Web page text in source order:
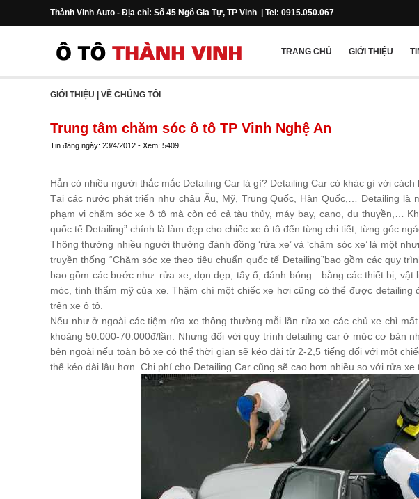
Thành Vinh Auto - Địa chỉ: Số 45 Ngô Gia Tự, TP Vinh | Tel: 0915.050.067
TRANG CHỦ GIỚI THIỆU
GIỚI THIỆU VỀ CHÚNG TÔI
Trung tâm chăm sóc ô tô TP Vinh Nghệ An
Tin đăng ngày: 23/4/2012 - Xem: 5409
Hẳn có nhiều người thắc mắc Detailing Car là gì? Detailing Car có khác gì với
Tại các nước phát triển như châu Âu, Mỹ, Trung Quốc, Hàn Quốc,… Detailing là
phạm vi chăm sóc xe ô tô mà còn có cả tàu thủy, máy bay, cano, du thuyền,…
quốc tế Detailing” chính là làm đẹp cho chiếc xe ô tô đến từng chi tiết, từng góc
Thông thường nhiều người thường đánh đồng ‘rửa xe’ và ‘chăm sóc xe’ là một
truyền thống “Chăm sóc xe theo tiêu chuẩn quốc tế Detailing”bao gồm các quy
bao gồm các bước như: rửa xe, dọn dẹp, tẩy ố, đánh bóng…bằng các thiết bị,
móc, tính thẩm mỹ của xe. Thậm chí một chiếc xe hơi cũng có thể được
trên xe ô tô.
Nếu như ở ngoài các tiệm rửa xe thông thường mỗi lần rửa xe các chủ xe chỉ
khoảng 50.000-70.000đ/lần. Nhưng đối với quy trình detailing car ở mức cơ bản
bên ngoài nếu toàn bộ xe có thể thời gian sẽ kéo dài từ 2-2,5 tiếng đối với một
thể kéo dài lâu hơn. Chi phí cho Detailing Car cũng sẽ cao hơn nhiều so với rửa